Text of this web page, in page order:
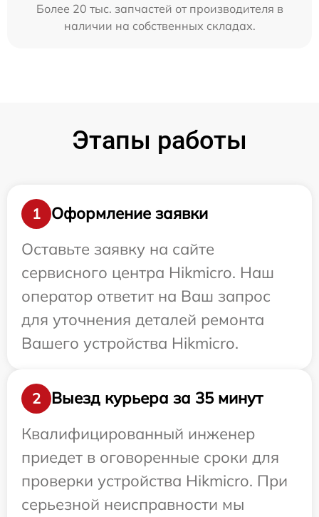
Более 20 тыс. запчастей от производителя в
наличии на собственных складах.
Этапы работы
1
Оформление заявки
Оставьте заявку на сайте
сервисного центра Hikmicro. Наш
оператор ответит на Ваш запрос
для уточнения деталей ремонта
Вашего устройства Hikmicro.
2
Выезд курьера за 35 минут
Квалифицированный инженер
приедет в оговоренные сроки для
проверки устройства Hikmicro. При
серьезной неисправности мы